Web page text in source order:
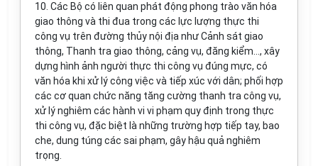
10. Các Bộ có liên quan phát động phong trào văn hóa
giao thông và thi đua trong các lực lượng thực thi
công vụ trên đường thủy nội địa như Cảnh sát giao
thông, Thanh tra giao thông, cảng vụ, đăng kiểm..., xây
dựng hình ảnh người thực thi công vụ đúng mực, có
văn hóa khi xử lý công việc và tiếp xúc với dân; phối hợp
các cơ quan chức năng tăng cường thanh tra công vụ,
xử lý nghiêm các hành vi vi phạm quy định trong thực
thi công vụ, đặc biệt là những trường hợp tiếp tay, bao
che, dung túng các sai phạm, gây hậu quả nghiêm
trọng.